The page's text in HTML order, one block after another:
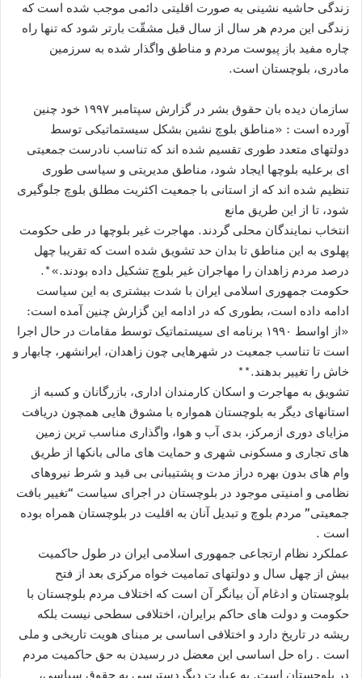
زندگی حاشیه نشینی به صورت اقلیتی دائمی موجب شده است که
زندگی این مردم هر سال از سال قبل مشقّت بارتر شود که تنها راه
چاره مفید باز پیوست مردم و مناطق واگذار شده به سرزمین
مادری، بلوچستان است.
سازمان دیده بان حقوق بشر در گزارش سپتامبر ۱۹۹۷ خود چنین
آورده است : «مناطق بلوچ نشین بشکل سیستماتیکی توسط
دولتھای متعدد طوری تقسیم شده اند که تناسب نادرست جمعیتی
ای برعلیه بلوچھا ایجاد شود، مناطق مدیریتی و سیاسی طوری
تنظیم شده اند که از استانی با جمعیت اکثریت مطلق بلوچ جلوگیری
شود، تا از این طریق مانع
انتخاب نمایندگان محلی گردند. مھاجرت غیر بلوچھا در طی حکومت
پھلوی به این مناطق تا بدان حد تشویق شده است که تقریبا چھل
درصد مردم زاھدان را مھاجران غیر بلوچ تشکیل داده بودند.»*.
حکومت جمھوری اسلامی ایران با شدت بیشتری به این سیاست
ادامه داده است،‌ بطوری که در ادامه این گزارش چنین آمده است:
«از اواسط ۱۹۹۰ برنامه ای سیستماتیک توسط مقامات در حال اجرا
است تا تناسب جمعیت در شھرھایی چون زاھدان، ایرانشھر، چابھار و
خاش را تغییر بدھند.**
تشویق به مھاجرت و اسکان کارمندان اداری، بازرگانان و کسبه از
استانھای دیگر به بلوچستان ھمواره با مشوق ھایی ھمچون دریافت
مزایای دوری ازمرکز، بدی آب و ھوا، واگذاری مناسب ترین زمین
ھای تجاری و مسکونی شھری و حمایت ھای مالی بانکھا از طریق
وام ھای بدون بھره دراز مدت و پشتیبانی بی قید و شرط نیروھای
نظامی و امنیتی موجود در بلوچستان در اجرای سیاست “تغییر بافت
جمعیتی” مردم بلوچ و تبدیل آنان به اقلیت در بلوچستان ھمراه بوده
است .
عملکرد نظام ارتجاعی جمھوری اسلامی ایران در طول حاکمیت
بیش از چهل سال و دولتھای تمامیت خواه مرکزی بعد از فتح
بلوچستان و ادغام آن بیانگر آن است که اختلاف مردم بلوچستان با
حکومت و دولت ھای حاکم برایران، اختلافی سطحی نیست بلکه
ریشه در تاریخ دارد و اختلافی اساسی بر مبنای ھویت تاریخی و ملی
است . راه حل اساسی این معضل در رسیدن به حق حاکمیت مردم
در بلوچستان است. به عبارت دیگردسترسی به حقوق سیاسی،